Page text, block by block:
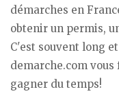
démarches en
obtenir un permis,
C'est souvent long
demarche.com
gagner du temps!